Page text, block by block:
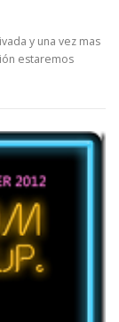
y una vez mas
estaremos